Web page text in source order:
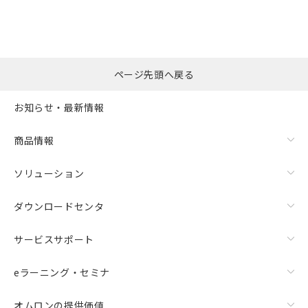
ページ先頭へ戻る
お知らせ・最新情報
商品情報
ソリューション
ダウンロードセンタ
サービスサポート
eラーニング・セミナ
オムロンの提供価値